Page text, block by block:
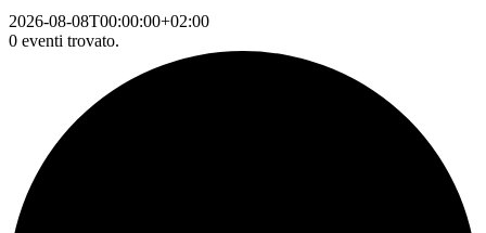
2026-08-08T00:00:00+02:00
0 eventi trovato.